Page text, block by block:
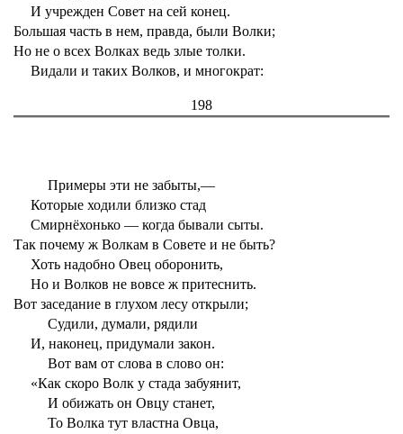
И учрежден Совет на сей конец.
Большая часть в нем, правда, были Волки;
Но не о всех Волках ведь злые толки.
Видали и таких Волков, и многократ:
198
Примеры эти не забыты,—
Которые ходили близко стад
Смирнёхонько — когда бывали сыты.
Так почему ж Волкам в Совете и не быть?
Хоть надобно Овец оборонить,
Но и Волков не вовсе ж притеснить.
Вот заседание в глухом лесу открыли;
Судили, думали, рядили
И, наконец, придумали закон.
Вот вам от слова в слово он:
«Как скоро Волк у стада забуянит,
И обижать он Овцу станет,
То Волка тут властна Овца,